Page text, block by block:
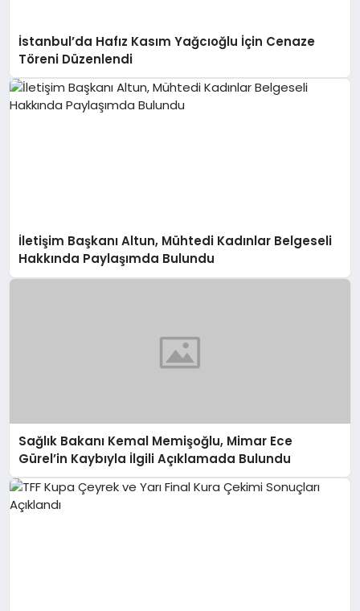
İstanbul’da Hafız Kasım Yağcıoğlu İçin Cenaze
Töreni Düzenlendi
İletişim Başkanı Altun, Mühtedi Kadınlar Belgeseli
Hakkında Paylaşımda Bulundu
Sağlık Bakanı Kemal Memişoğlu, Mimar Ece
Gürel’in Kaybıyla İlgili Açıklamada Bulundu